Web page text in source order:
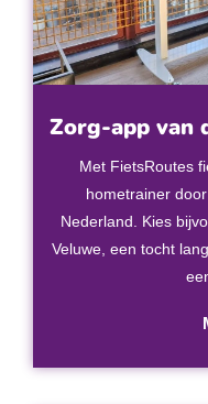
Zorg-app van
Met FietsRoutes
hometrainer
Nederland. Kies
Veluwe, een tocht